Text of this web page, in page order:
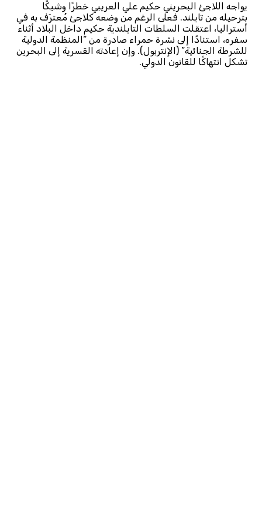
يواجه اللاجئ البحريني حكيم علي العريبي خطرًا وشيكًا
بترحيله من تايلند. فعلى الرغم من وضعه كلاجئ مُعترَف به في
أستراليا، اعتقلت السلطات التايلندية حكيم داخل البلاد أثناء
سفره، استنادًا إلى نشرة حمراء صادرة من “المنظمة الدولية
للشرطة الجنائية” (الإنتربول). وإن إعادته القسرية إلى البحرين
تشكل انتهاكًا للقانون الدولي.